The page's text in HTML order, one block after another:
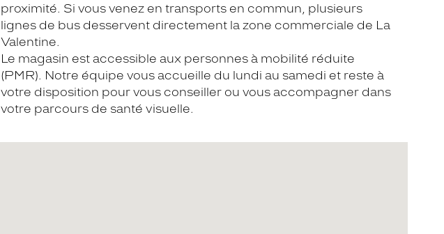
proximité. Si vous venez en transports en commun, plusieurs
lignes de bus desservent directement la zone commerciale de La
Valentine.
Le magasin est accessible aux personnes à mobilité réduite
(PMR). Notre équipe vous accueille du lundi au samedi et reste à
votre disposition pour vous conseiller ou vous accompagner dans
votre parcours de santé visuelle.